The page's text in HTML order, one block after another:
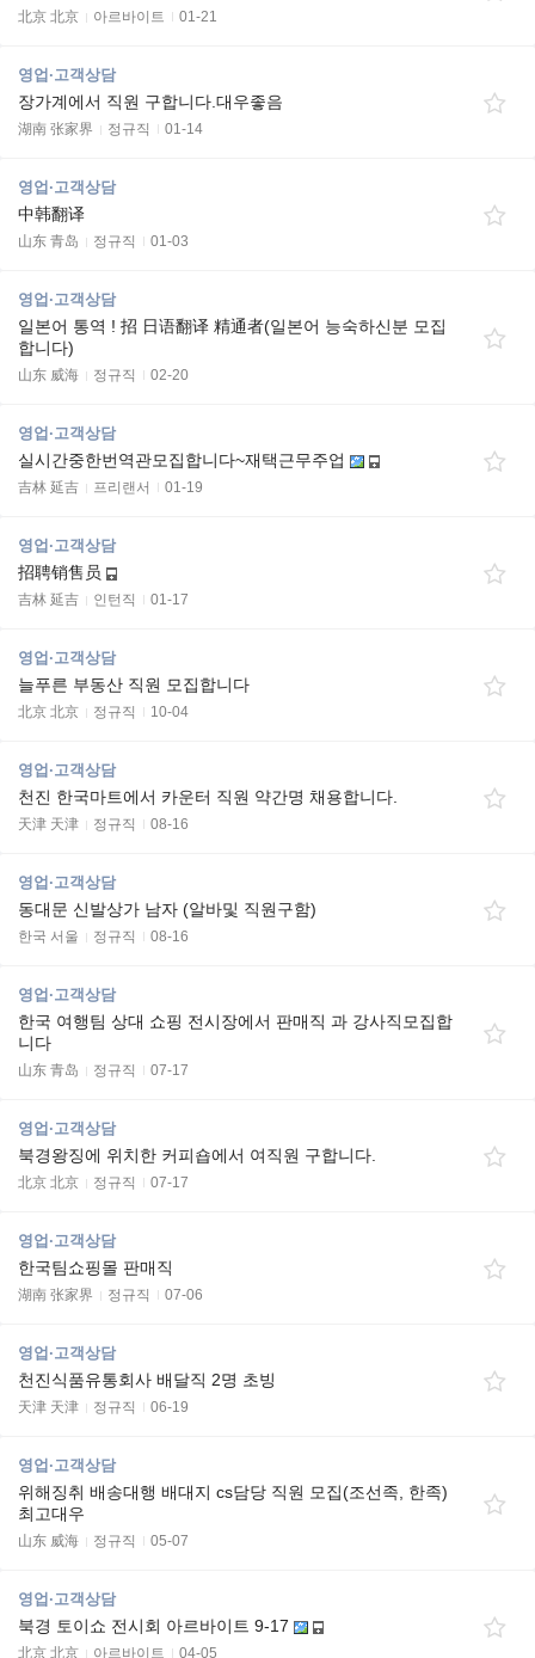
北京 北京 아르바이트 01-21
영업·고객상담
장가계에서 직원 구합니다.대우좋음
湖南 张家界 정규직 01-14
영업·고객상담
中韩翻译
山东 青岛 정규직 01-03
영업·고객상담
일본어 통역 ! 招 日语翻译 精通者(일본어 능숙하신분 모집
합니다)
山东 威海 정규직 02-20
영업·고객상담
실시간중한번역관모집합니다~재택근무주업
吉林 延吉 프리랜서 01-19
영업·고객상담
招聘销售员
吉林 延吉 인턴직 01-17
영업·고객상담
늘푸른 부동산 직원 모집합니다
北京 北京 정규직 10-04
영업·고객상담
천진 한국마트에서 카운터 직원 약간명 채용합니다.
天津 天津 정규직 08-16
영업·고객상담
동대문 신발상가 남자 (알바및 직원구함)
한국 서울 정규직 08-16
영업·고객상담
한국 여행팀 상대 쇼핑 전시장에서 판매직 과 강사직모집합
니다
山东 青岛 정규직 07-17
영업·고객상담
북경왕징에 위치한 커피숍에서 여직원 구합니다.
北京 北京 정규직 07-17
영업·고객상담
한국팀쇼핑몰 판매직
湖南 张家界 정규직 07-06
영업·고객상담
천진식품유통회사 배달직 2명 초빙
天津 天津 정규직 06-19
영업·고객상담
위해징취 배송대행 배대지 cs담당 직원 모집(조선족, 한족)
최고대우
山东 威海 정규직 05-07
영업·고객상담
북경 토이쇼 전시회 아르바이트 9-17
北京 北京 아르바이트 04-05